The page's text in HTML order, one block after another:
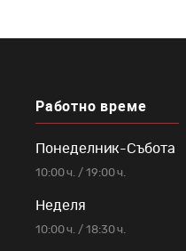
Работно време
Понеделник-Събота
10:00 ч. / 19:00 ч.
Неделя
10:00 ч. / 18:30 ч.